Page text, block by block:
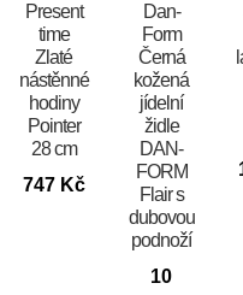
Present
time
Zlaté
nástěnné
hodiny
Pointer
28 cm
747 Kč
​​​​​Dan-
Form
Černá
kožená
jídelní
židle
DAN-
FORM
Flair s
dubovou
podnoží
10